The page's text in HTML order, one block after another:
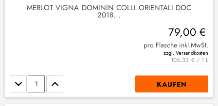
MERLOT VIGNA DOMININ COLLI ORIENTALI DOC
2018...
79,00 €
pro Flasche inkl.MwSt.
zzgl. Versandkosten
105,33 € / 1 L
Stückzahl KAUFEN